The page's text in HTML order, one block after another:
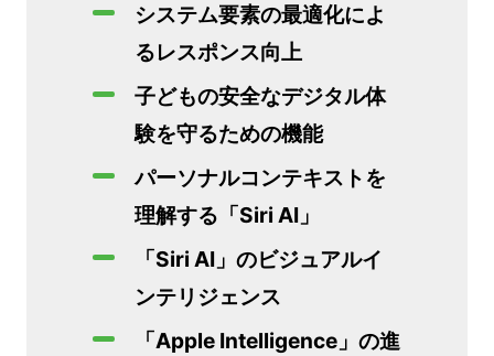
システム要素の最適化によ
るレスポンス向上
子どもの安全なデジタル体
験を守るための機能
パーソナルコンテキストを
理解する「Siri AI」
「Siri AI」のビジュアルイ
ンテリジェンス
「Apple Intelligence」の進